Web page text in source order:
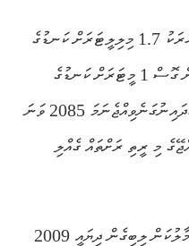
1950 ވަނަ އަހަރުން ފެށިގެން ކޮންމެ އަހަރަކު 1.7 މިލިލީޓަރަށް ކަނޑުގެ
ލޮނުގަނޑު ދަނީ އުފުލެމުންނެވެ. މި ރޭޓުން ގޮސް 1 މީޓަރަށް ކަނޑުގެ
ލޮނުގަނޑު އުފުލި އަދި މިކަމަށް ހައްލެއް ހޯދައިނުގަނެވިއްޖެނަމަ 2085 ވަނަ
މި ރީތި ރަށްތައް ގެއްލި
މި މައްސަލައަށް ދުނިޔޭގެ އެންމެ ބޮޑު ސަމާލުކަން ލިބިގެން ދިޔައީ 2009